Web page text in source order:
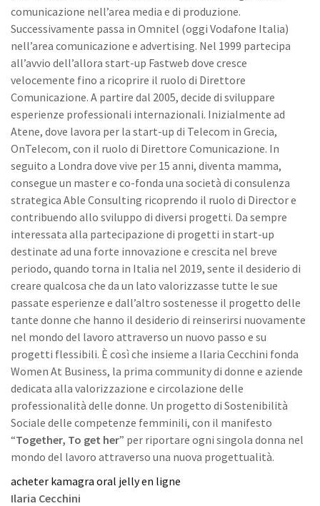
comunicazione nell’area media e di produzione.
Successivamente passa in Omnitel (oggi Vodafone Italia)
nell’area comunicazione e advertising. Nel 1999 partecipa
all’avvio dell’allora start-up Fastweb dove cresce
velocemente fino a ricoprire il ruolo di Direttore
Comunicazione. A partire dal 2005, decide di sviluppare
esperienze professionali internazionali. Inizialmente ad
Atene, dove lavora per la start-up di Telecom in Grecia,
OnTelecom, con il ruolo di Direttore Comunicazione. In
seguito a Londra dove vive per 15 anni, diventa mamma,
consegue un master e co-fonda una società di consulenza
strategica Able Consulting ricoprendo il ruolo di Director e
contribuendo allo sviluppo di diversi progetti. Da sempre
interessata alla partecipazione di progetti in start-up
destinate ad una forte innovazione e crescita nel breve
periodo, quando torna in Italia nel 2019, sente il desiderio di
creare qualcosa che da un lato valorizzasse tutte le sue
passate esperienze e dall’altro sostenesse il progetto delle
tante donne che hanno il desiderio di reinserirsi nuovamente
nel mondo del lavoro attraverso un nuovo passo e su
progetti flessibili. È così che insieme a Ilaria Cecchini fonda
Women At Business, la prima community di donne e aziende
dedicata alla valorizzazione e circolazione delle
professionalità delle donne. Un progetto di Sostenibilità
Sociale delle competenze femminili, con il manifesto
“Together, To get her” per riportare ogni singola donna nel
mondo del lavoro attraverso una nuova progettualità.
acheter kamagra oral jelly en ligne
Ilaria Cecchini